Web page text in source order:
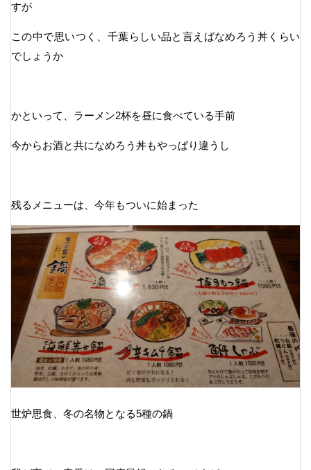
すが
この中で思いつく、千葉らしい品と言えばなめろう丼くらい
でしょうか
かといって、ラーメン2杯を昼に食べている手前
今からお酒と共になめろう丼もやっぱり違うし
残るメニューは、今年もついに始まった
世炉思食、冬の名物となる5種の鍋